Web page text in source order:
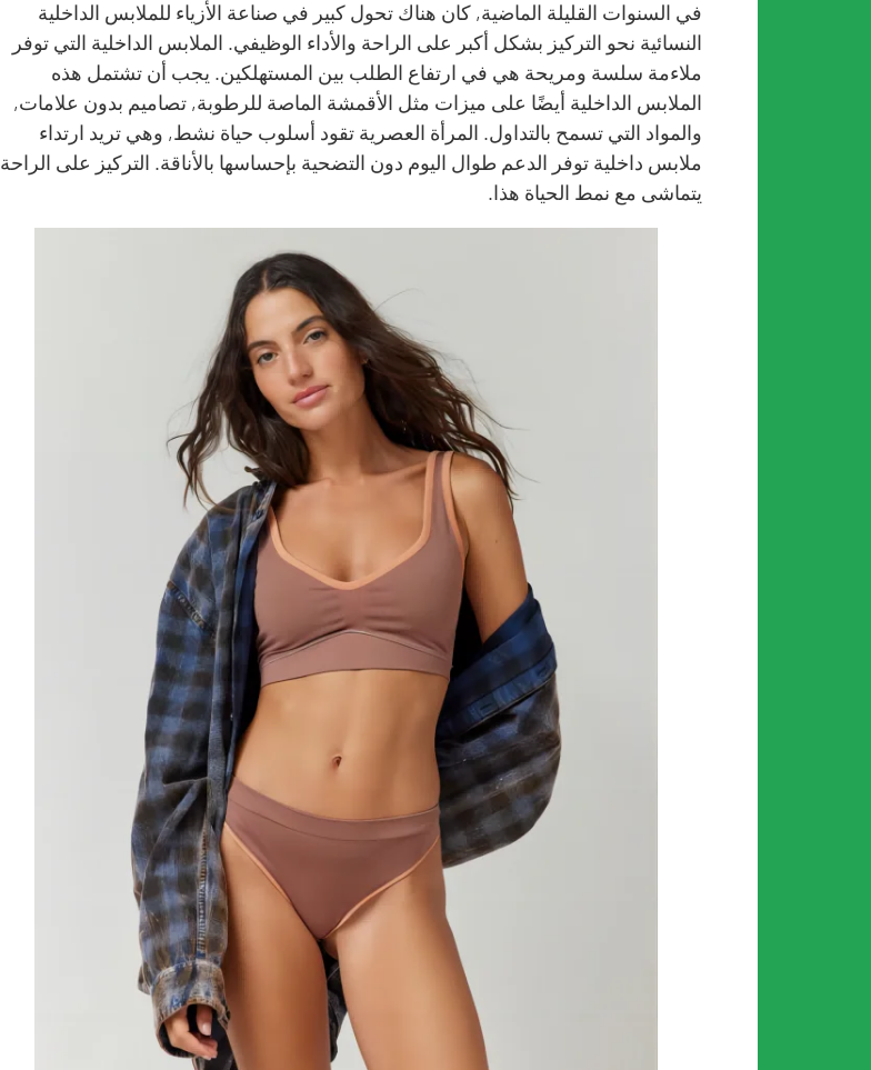
في السنوات القليلة الماضية, كان هناك تحول كبير في صناعة الأزياء للملابس الداخلية
النسائية نحو التركيز بشكل أكبر على الراحة والأداء الوظيفي. الملابس الداخلية التي توفر
ملاءمة سلسة ومريحة هي في ارتفاع الطلب بين المستهلكين. يجب أن تشتمل هذه
الملابس الداخلية أيضًا على ميزات مثل الأقمشة الماصة للرطوبة, تصاميم بدون علامات,
والمواد التي تسمح بالتداول. المرأة العصرية تقود أسلوب حياة نشط, وهي تريد ارتداء
ملابس داخلية توفر الدعم طوال اليوم دون التضحية بإحساسها بالأناقة. التركيز على الراحة
يتماشى مع نمط الحياة هذا.